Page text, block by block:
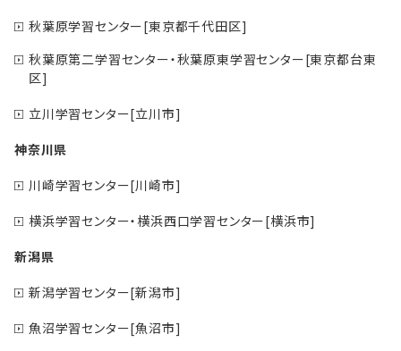
秋葉原学習センター[東京都千代田区]
秋葉原第二学習センター・秋葉原東学習センター[東京都台東
区]
立川学習センター[立川市]
神奈川県
川崎学習センター[川崎市]
横浜学習センター・横浜西口学習センター[横浜市]
新潟県
新潟学習センター[新潟市]
魚沼学習センター[魚沼市]